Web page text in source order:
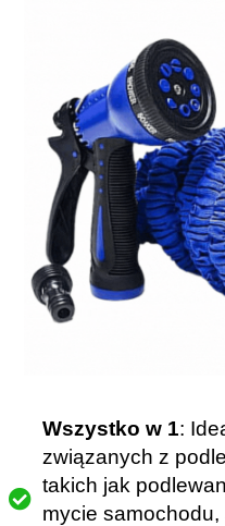
Wszystko w 1:
związanych z
takich jak
mycie